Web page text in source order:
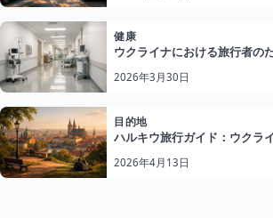
健康
ウクライナにおける旅行者の
2026年3月30日
目的地
ハルキウ旅行ガイド：ウクラ
2026年4月13日